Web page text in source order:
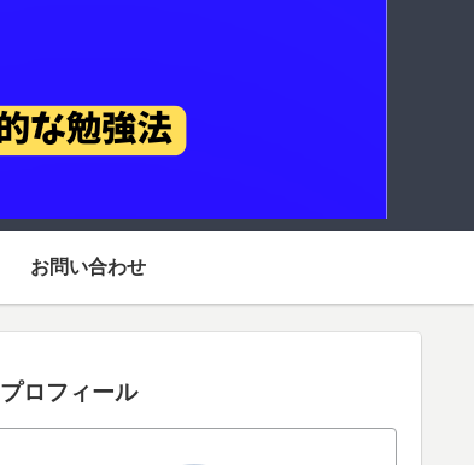
お問い合わせ
プロフィール